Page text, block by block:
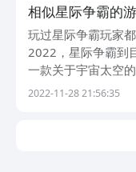
相似星际争霸的
的质量高的星际
玩过星际争霸玩家
2022，星际争霸到
一款关于宇宙太空
空战争的玩家整理
2022-11-28 21:56:35